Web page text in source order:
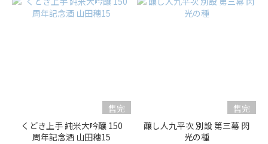
售完
くどき上手 純米大吟釀 150
周年記念酒 山田穗15
售完
釀し人九平次 別設 第三幕 閃
光の種